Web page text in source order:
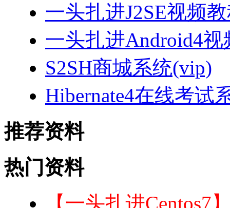
一头扎进J2SE视频
一头扎进Android4视
S2SH商城系统(vip)
Hibernate4在线考试
推荐资料
热门资料
【一头扎进Centos7